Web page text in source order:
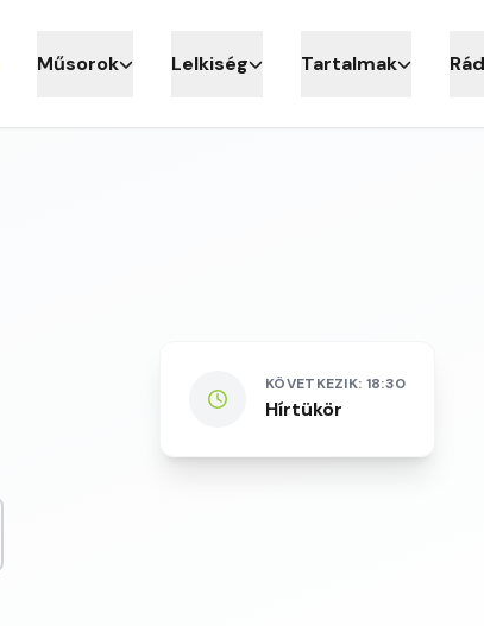
Műsorok Lelkiség Tartalmak
KÖVETKEZIK: 18:30
Hírtükör